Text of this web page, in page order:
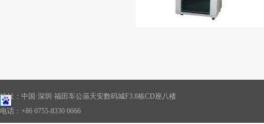
地址：中国·深圳·福田车公庙天安数码城F3.8栋CD座八楼
电话：+86 0755-8330 0666